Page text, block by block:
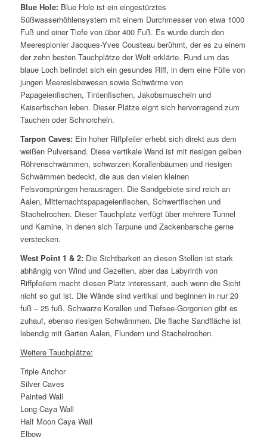
Blue Hole:Blue Hole ist ein eingestürztes
Süßwasserhöhlensystem mit einem Durchmesser von etwa 1000
Fuß und einer Tiefe von über 400 Fuß. Es wurde durch den
Meerespionier Jacques-Yves Cousteau berühmt, der es zu einem
der zehn besten Tauchplätze der Welt erklärte. Rund um das
blaue Loch befindet sich ein gesundes Riff, in dem eine Fülle von
jungen Meereslebewesen sowie Schwärme von
Papageienfischen, Tintenfischen, Jakobsmuscheln und
Kaiserfischen leben. Dieser Plätze eignt sich hervorragend zum
Tauchen oder Schnorcheln.
Tarpon Caves:Ein hoher Riffpfeiler erhebt sich direkt aus dem
weißen Pulversand. Diese vertikale Wand ist mit riesigen gelben
Röhrenschwämmen, schwarzen Korallenbäumen und riesigen
Schwämmen bedeckt, die aus den vielen kleinen
Felsvorsprüngen herausragen. Die Sandgebiete sind reich an
Aalen, Mitternachtspapageienfischen, Schwertfischen und
Stachelrochen. Dieser Tauchplatz verfügt über mehrere Tunnel
und Kamine, in denen sich Tarpune und Zackenbarsche gerne
verstecken.
West Point 1 & 2:Die Sichtbarkeit an diesen Stellen ist stark
abhängig von Wind und Gezeiten, aber das Labyrinth von
Riffpfeilern macht diesen Platz interessant, auch wenn die Sicht
nicht so gut ist. Die Wände sind vertikal und beginnen in nur 20
fuß – 25 fuß. Schwarze Korallen und Tiefsee-Gorgonien gibt es
zuhauf, ebenso riesigen Schwämmen. Die flache Sandfläche ist
lebendig mit Garten Aalen, Flundern und Stachelrochen.
Weitere Tauchplätze:
Triple Anchor
Silver Caves
Painted Wall
Long Caya Wall
Half Moon Caya Wall
Elbow